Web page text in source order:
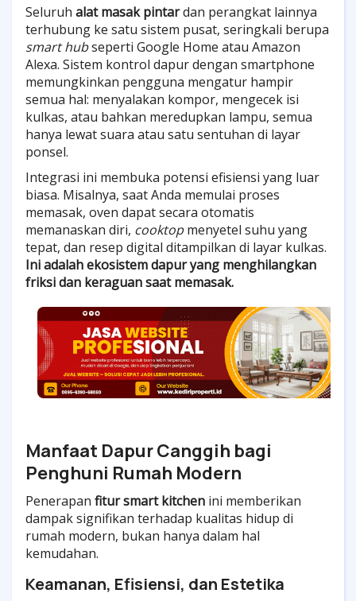
Seluruh alat masak pintardan perangkat lainnya
terhubung ke satu sistem pusat, seringkali berupa
smart hubseperti Google Home atau Amazon
Alexa. Sistem kontrol dapur dengan smartphone
memungkinkan pengguna mengatur hampir
semua hal: menyalakan kompor, mengecek isi
kulkas, atau bahkan meredupkan lampu, semua
hanya lewat suara atau satu sentuhan di layar
ponsel.
Integrasi ini membuka potensi efisiensi yang luar
biasa. Misalnya, saat Anda memulai proses
memasak, oven dapat secara otomatis
memanaskan diri, cooktopmenyetel suhu yang
tepat, dan resep digital ditampilkan di layar kulkas.
Ini adalah ekosistem dapur yang menghilangkan
friksi dan keraguan saat memasak.
Manfaat Dapur Canggih bagi
Penghuni Rumah Modern
Penerapan fitur smart kitchen ini memberikan
dampak signifikan terhadap kualitas hidup di
rumah modern, bukan hanya dalam hal
kemudahan.
Keamanan, Efisiensi, dan Estetika